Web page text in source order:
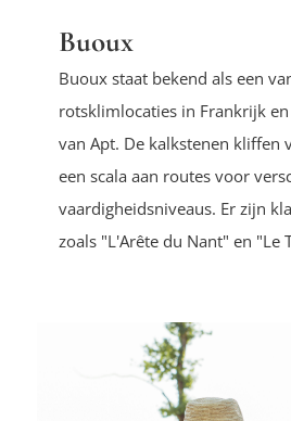
Buoux
Buoux staat bekend als een
rotsklimlocaties in Frankrijk
van Apt. De kalkstenen kliffen
een scala aan routes voor
vaardigheidsniveaus. Er zijn
zoals "L'Arête du Nant" en "Le